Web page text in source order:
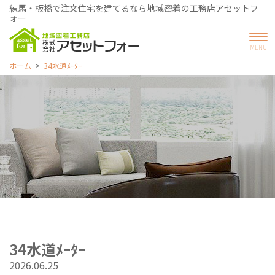
練馬・板橋で注文住宅を建てるなら地域密着の工務店アセットフ
ォー
ホーム 34水道ﾒｰﾀｰ
34水道ﾒｰﾀｰ
2026.06.25